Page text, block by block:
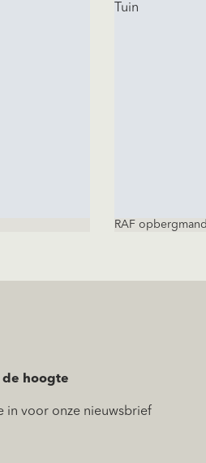
Tuin
RAF
de hoogte
in voor onze nieuwsbrief